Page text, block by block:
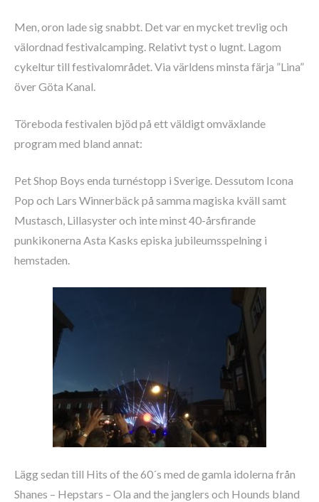
Men, oron lade sig snabbt. Det var en mycket trevlig och
välordnad festivalcamping. Relativt tyst o lugnt. Lagom
cykeltur till festivalområdet. Via världens minsta färja ”Lina”
över Göta Kanal.
Töreboda festivalen bjöd på ett väldigt omväxlande
program med bland annat:
Pet Shop Boys enda turnéstopp i Sverige. Dessutom Icona
Pop och Lars Winnerbäck på samma magiska kväll samt
Mustasch, Lillasyster och inte minst 40-årsfirande
punkikonerna Asta Kasks episka jubileumsspelning i
hemstaden.
Lägg sedan till Hits of the 60´s med de gamla idolerna från
Shanes – Hepstars – Ola and the janglers och Hounds bland